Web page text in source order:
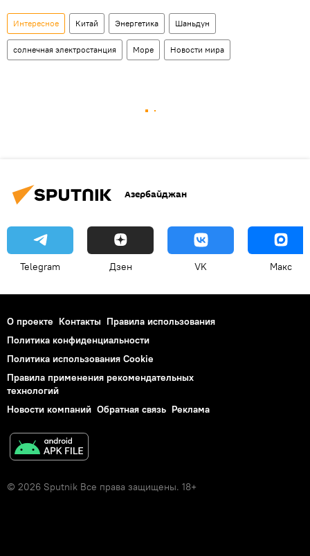
Интересное Китай Энергетика Шаньдун
солнечная электростанция Море Новости мира
Азербайджан
Telegram Дзен VK Макс
О проекте Контакты Правила использования
Политика конфиденциальности
Политика использования Cookie
Правила применения рекомендательных
технологий
Новости компаний Обратная связь Реклама
© 2026 Sputnik Все права защищены. 18+